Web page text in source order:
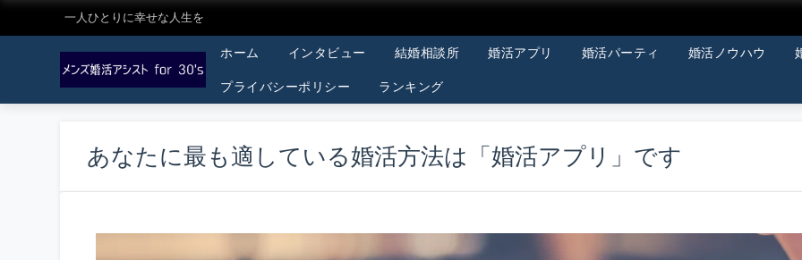
一人ひとりに幸せな人生を
ホーム インタビュー 結婚相談所 婚活アプリ 婚活パーティ 婚活ノウハウ
プライバシーポリシー ランキング
あなたに最も適している婚活方法は「婚活アプリ」です